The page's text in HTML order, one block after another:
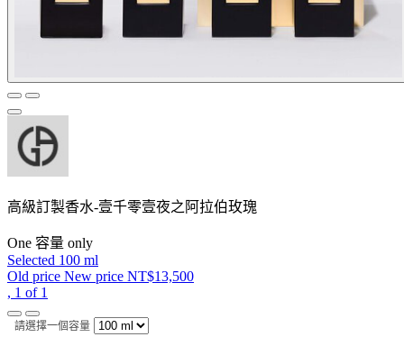
高級訂製香水-壹千零壹夜之阿拉伯玫瑰
One 容量 only
Selected 100 ml
Old price New price NT$13,500
, 1 of 1
請選擇一個容量